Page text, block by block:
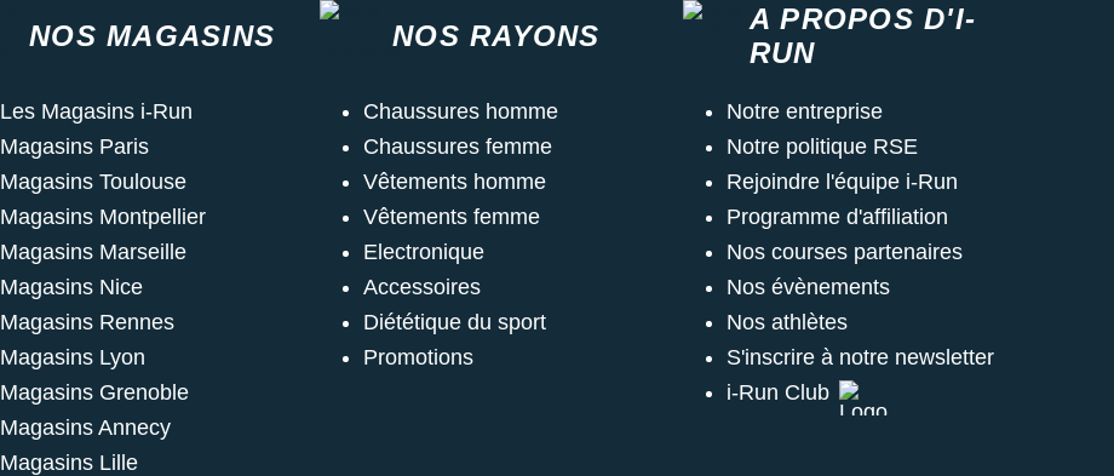
NOS MAGASINS
Les Magasins i-Run
Magasins Paris
Magasins Toulouse
Magasins Montpellier
Magasins Marseille
Magasins Nice
Magasins Rennes
Magasins Lyon
Magasins Grenoble
Magasins Annecy
Magasins Lille
NOS RAYONS
Chaussures homme
Chaussures femme
Vêtements homme
Vêtements femme
Electronique
Accessoires
Diététique du sport
Promotions
A PROPOS D'I-
RUN
Notre entreprise
Notre politique RSE
Rejoindre l'équipe i-Run
Programme d'affiliation
Nos courses partenaires
Nos évènements
Nos athlètes
S'inscrire à notre newsletter
i-Run Club